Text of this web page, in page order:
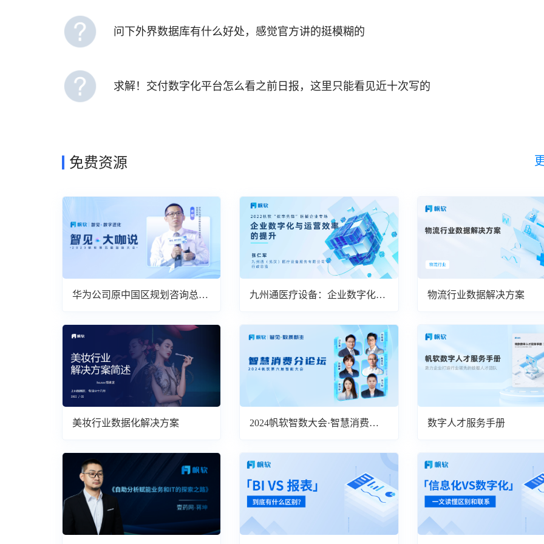
问下外界数据库有什么好处，感觉官方讲的挺模糊的
求解！交付数字化平台怎么看之前日报，这里只能看见近十次写的
免费资源
华为公司原中国区规划咨询总监
九州通医疗设备：企业数字化与
物流行业数据解决方案
美妆行业数据化解决方案
2024帆软智数大会·智慧消费分
数字人才服务手册